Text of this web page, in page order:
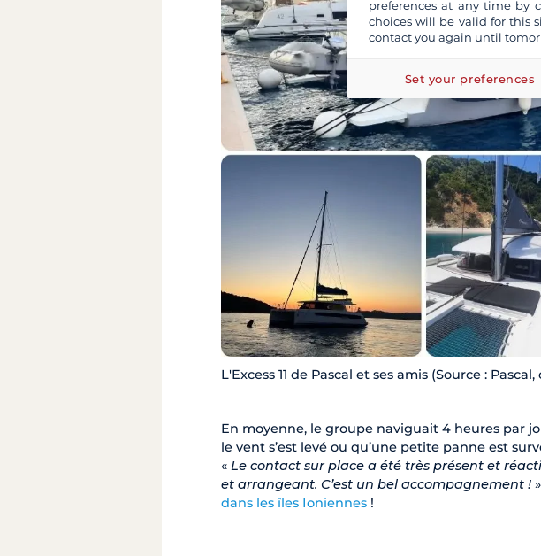
L'Excess 11 de Pascal et ses amis (Source :
En moyenne, le groupe naviguait 4 heures par
le vent s’est levé ou qu’une petite panne est
« Le contact sur place a été très présent et
et arrangeant. C’est un bel accompagnement !
dans les îles Ioniennes !
preferences at any time by
choices will be valid for this
contact you again until
Set your preferences